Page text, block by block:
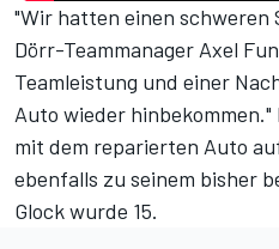
"Wir hatten einen schweren
Dörr-Teammanager Axel
Teamleistung und einer
Auto wieder
mit dem reparierten Auto
ebenfalls zu seinem bisher
Glock wurde 15.